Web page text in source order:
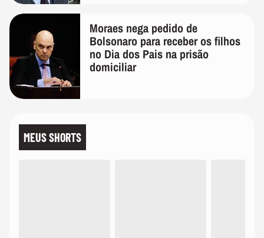
Moraes nega pedido de
Bolsonaro para receber os filhos
no Dia dos Pais na prisão
domiciliar
MEUS SHORTS